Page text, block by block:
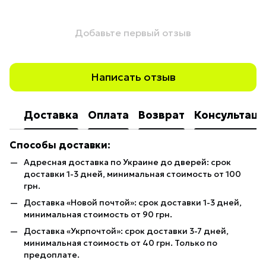
Добавьте первый отзыв
Написать отзыв
Доставка Оплата Возврат
Способы доставки:
Адресная доставка по Украине до дверей: срок
доставки 1-3 дней, минимальная стоимость от 100
грн.
Доставка «Новой почтой»: срок доставки 1-3 дней,
минимальная стоимость от 90 грн.
Доставка «Укрпочтой»: срок доставки 3-7 дней,
минимальная стоимость от 40 грн. Только по
предоплате.